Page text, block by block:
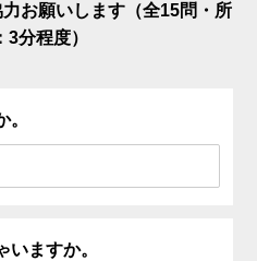
お願いします（全15問・所
分程度）
いますか。